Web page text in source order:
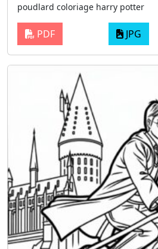
poudlard coloriage harry potter
PDF JPG